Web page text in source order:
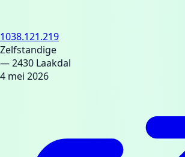
1038.121.219
Zelfstandige
— 2430 Laakdal
4 mei 2026